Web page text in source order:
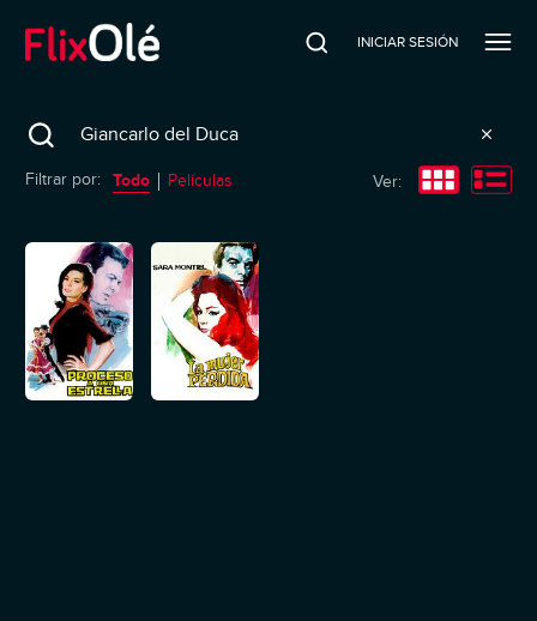
INICIAR SESIÓN
Search
Filtrar por: Todo Películas Ver: